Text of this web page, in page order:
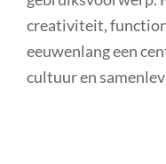
creativiteit,
eeuwenlang een
cultuur en